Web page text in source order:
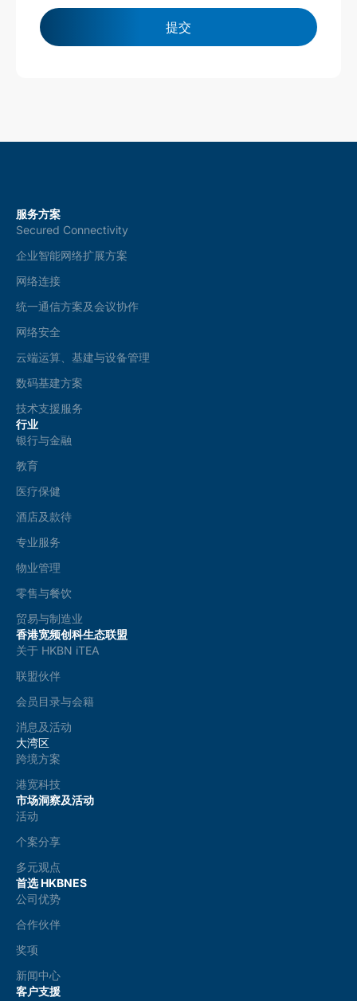
n
提交
服务方案
Secured Connectivity
企业智能网络扩展方案
网络连接
统一通信方案及会议协作
网络安全
云端运算、基建与设备管理
数码基建方案
技术支援服务
行业
银行与金融
教育
医疗保健
酒店及款待
专业服务
物业管理
零售与餐饮
贸易与制造业
香港宽频创科生态联盟
关于 HKBN iTEA
联盟伙伴
会员目录与会籍
消息及活动
大湾区
跨境方案
港宽科技
市场洞察及活动
活动
个案分享
多元观点
首选 HKBNES
公司优势
合作伙伴
奖项
新闻中心
客户支援